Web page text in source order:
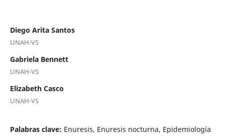
Diego Arita Santos
UNAH-VS
Gabriela Bennett
UNAH-VS
Elizabeth Casco
UNAH-VS
Palabras clave: Enuresis, Enuresis nocturna, Epidemiología